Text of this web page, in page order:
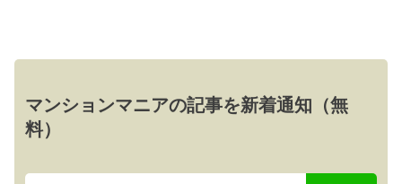
マンションマニアの記事を新着通知（無
料）